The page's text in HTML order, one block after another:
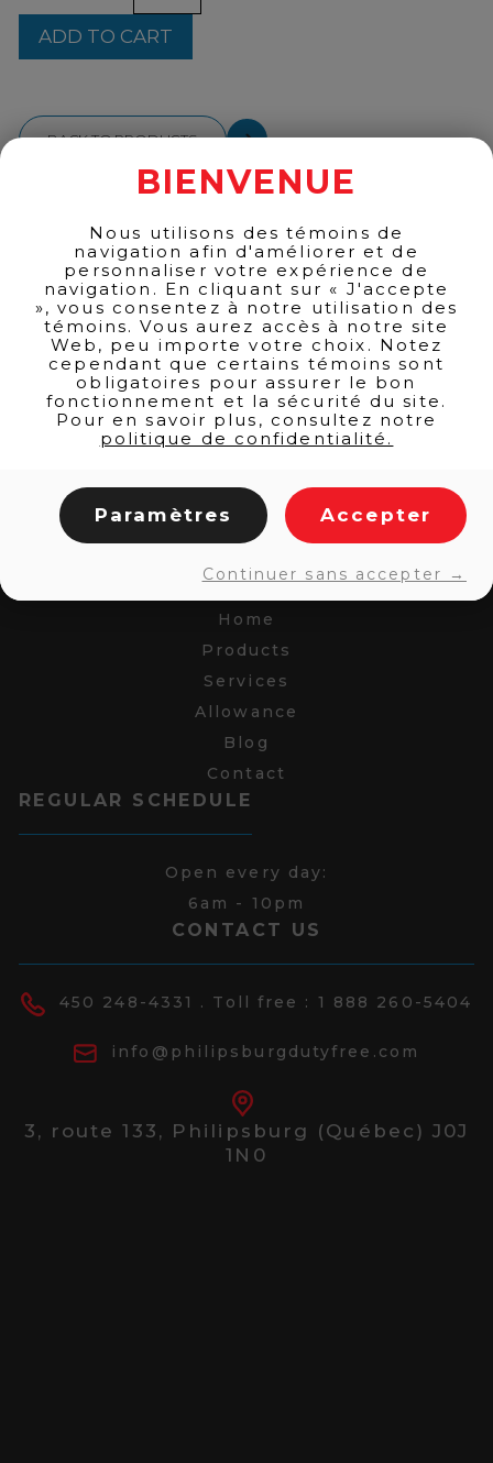
CASK
1L
quantity
ADD TO CART
BACK TO PRODUCTS
LINKS
Home
Products
Services
Allowance
Blog
Contact
REGULAR SCHEDULE
Open every day:
6am - 10pm
CONTACT US
450 248-4331 . Toll free : 1 888 260-5404
info@philipsburgdutyfree.com
3, route 133, Philipsburg (Québec) J0J
1N0
BIENVENUE
Nous utilisons des témoins de
navigation afin d'améliorer et de
personnaliser votre expérience de
navigation. En cliquant sur « J'accepte
», vous consentez à notre utilisation des
témoins. Vous aurez accès à notre site
Web, peu importe votre choix. Notez
cependant que certains témoins sont
obligatoires pour assurer le bon
fonctionnement et la sécurité du site.
Pour en savoir plus, consultez notre
politique de confidentialité.
Paramètres Accepter
Continuer sans accepter →